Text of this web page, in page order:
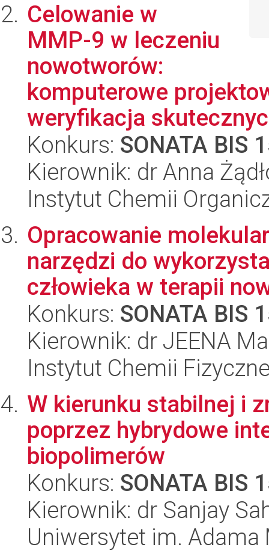
Celowanie w
MMP-9 w leczeniu
nowotworów:
komputerowe
weryfikacja
Konkurs: SONATA BIS
Kierownik: dr Anna
Instytut Chemii
Opracowanie
narzędzi do
człowieka w terapii
Konkurs: SONATA BIS
Kierownik: dr JEENA
Instytut Chemii
W kierunku stabilnej i
poprzez hybrydowe
biopolimerów
Konkurs: SONATA BIS
Kierownik: dr Sanjay
Uniwersytet im.